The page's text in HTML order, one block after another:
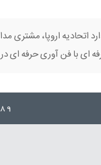
اتحادیه اروپا، مشتری
ای با فن آوری حرفه ای